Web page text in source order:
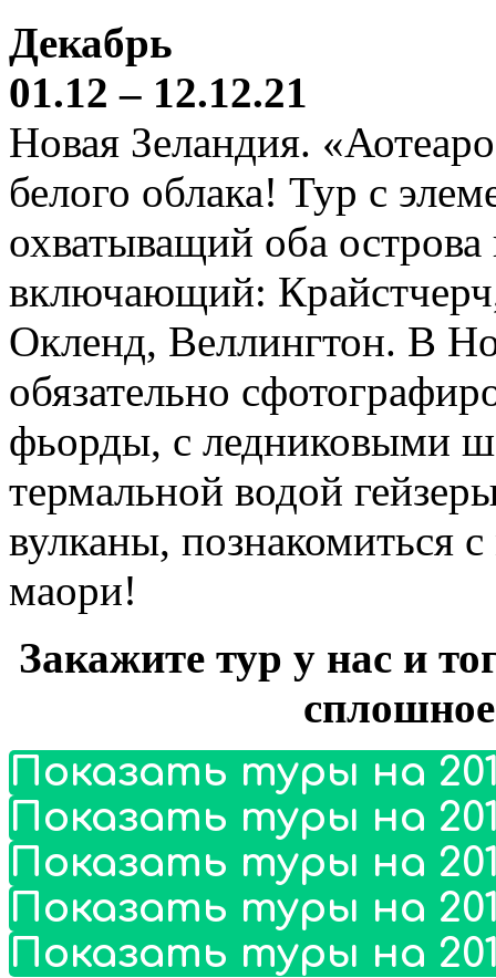
Декабрь
01.12 – 12.12.21
Новая Зеландия.
белого облака! Тур с
охватыващий оба
включающий:
Окленд, Веллингтон. В
обязательно
фьорды, с ледниковыми
термальной водой
вулканы, познакомиться
маори!
Закажите тур у нас и
Показать туры на
Показать туры на
Показать туры на
Показать туры на
Показать туры на